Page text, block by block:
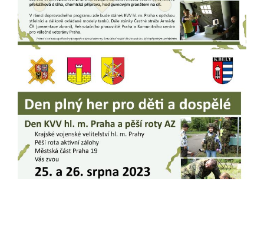
nebo reklamy jak
na našich
stránkách, tak na
stránkách třetích
subjektů. Díky
vytvářet profily
založené na Vašich
zájmech, tak zvané
pseudonymizované
profily. Na základě
těchto informací
není zpravidla